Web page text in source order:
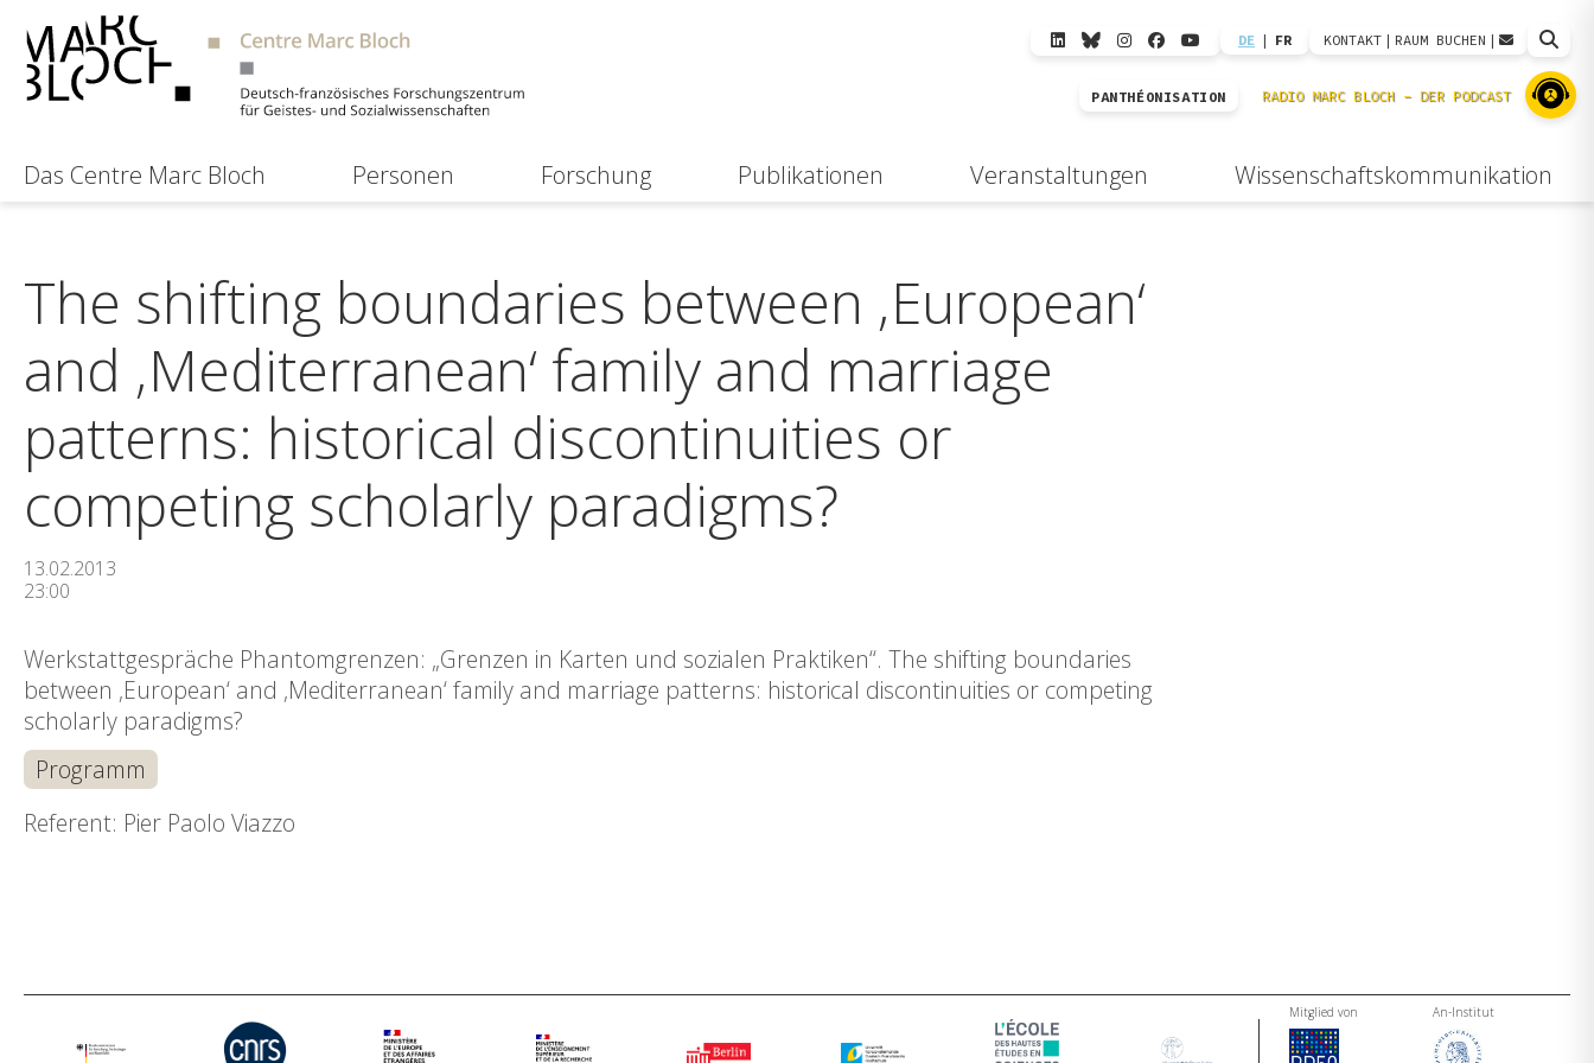
DE | FR KONTAKT | RAUM BUCHEN |
PANTHÉONISATION
Das Centre Marc Bloch Personen Forschung Publikationen Veranstaltungen Wissenschaftskommunikation
The shifting boundaries between ‚European‘
and ‚Mediterranean‘ family and marriage
patterns: historical discontinuities or
competing scholarly paradigms?
13.02.2013
23:00
Werkstattgespräche Phantomgrenzen: „Grenzen in Karten und sozialen Praktiken“. The shifting boundaries
between ‚European‘ and ‚Mediterranean‘ family and marriage patterns: historical discontinuities or competing
scholarly paradigms?
Programm
Referent: Pier Paolo Viazzo
Mitglied von An-Institut